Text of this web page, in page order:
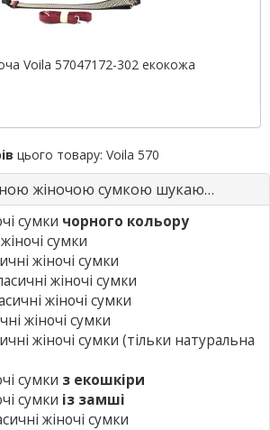
Voila 57047172-302 екокожа
цього товару: Voila 570
жіночою сумкою шукають
сумки чорного кольору
сумки
жіночі сумки
жіночі сумки
жіночі сумки
жіночі сумки
жіночі сумки (тільки натуральна
сумки з екошкіри
сумки із замші
жіночі сумки